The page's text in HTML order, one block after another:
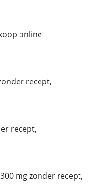
online
recept,
recept,
mg zonder recept,